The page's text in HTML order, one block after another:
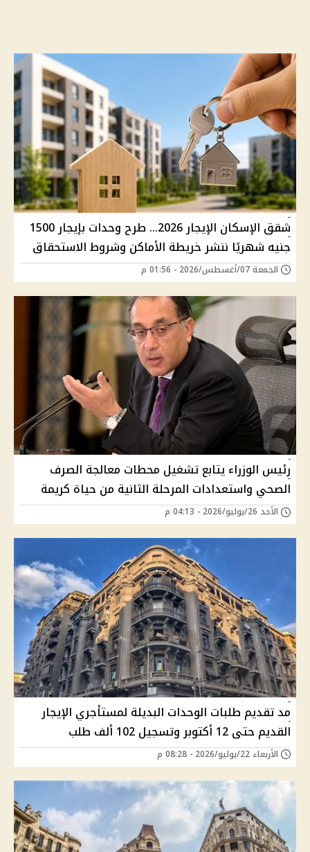
شقق الإسكان الإيجار 2026... طرح وحدات بإيجار 1500
جنيه شهريًا ننشر خريطة الأماكن وشروط الاستحقاق
الجمعة 07/أغسطس/2026 - 01:56 م
رئيس الوزراء يتابع تشغيل محطات معالجة الصرف
الصحي واستعدادات المرحلة الثانية من حياة كريمة
الأحد 26/يوليو/2026 - 04:13 م
مد تقديم طلبات الوحدات البديلة لمستأجري الإيجار
القديم حتى 12 أكتوبر وتسجيل 102 ألف طلب
الأربعاء 22/يوليو/2026 - 08:28 م